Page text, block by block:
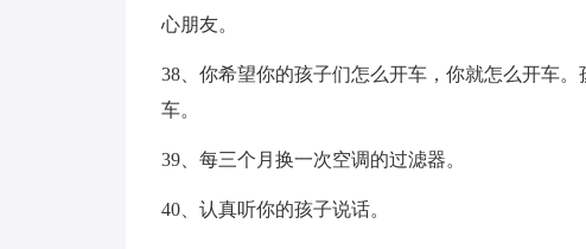
心朋友。
38、你希望你的孩子们怎么开车，你就怎么开车
车。
39、每三个月换一次空调的过滤器。
40、认真听你的孩子说话。